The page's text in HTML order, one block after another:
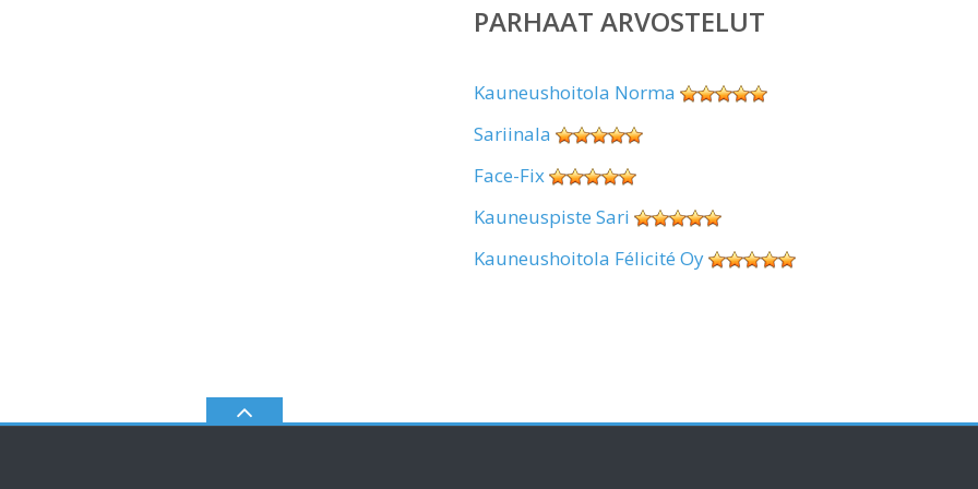
PARHAAT ARVOSTELUT
Kauneushoitola Norma
Sariinala
Face-Fix
Kauneuspiste Sari
Kauneushoitola Félicité Oy